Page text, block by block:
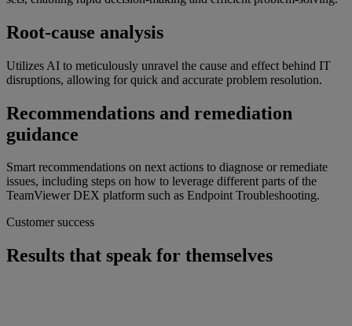
Root-cause analysis
Utilizes AI to meticulously unravel the cause and effect behind IT
disruptions, allowing for quick and accurate problem resolution.
Recommendations and remediation
guidance
Smart recommendations on next actions to diagnose or remediate
issues, including steps on how to leverage different parts of the
TeamViewer DEX platform such as Endpoint Troubleshooting.
Customer success
Results that speak for themselves